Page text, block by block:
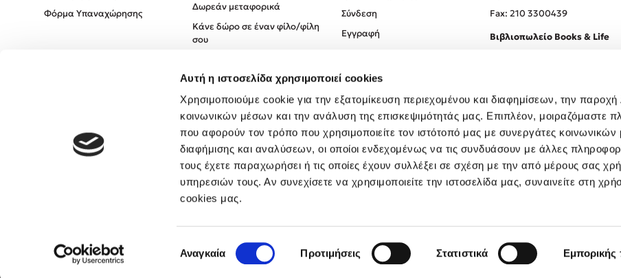
Αυτή η ιστοσελίδα χρησιμοποιεί cookies
Χρησιμοποιούμε cookie για την εξατομίκευση περιεχομένου και διαφημίσεων, την παροχή
κοινωνικών μέσων και την ανάλυση της επισκεψιμότητάς μας. Επιπλέον, μοιραζόμαστε
που αφορούν τον τρόπο που χρησιμοποιείτε τον ιστότοπό μας με συνεργάτες
διαφήμισης και αναλύσεων, οι οποίοι ενδεχομένως να τις συνδυάσουν με άλλες
τους έχετε παραχωρήσει ή τις οποίες έχουν συλλέξει σε σχέση με την από μέρους σας
υπηρεσιών τους. Αν συνεχίσετε να χρησιμοποιείτε την ιστοσελίδα μας, συναινείτε στη
cookies μας.
συγκατάθεσης
Αναγκαία Προτιμήσεις Στατιστικά
Φόρμα Υπαναχώρησης
Δωρεάν μεταφορικά
Κάνε δώρο σε έναν φίλο/φίλη
σου
Πολιτική Απορρήτου
Όροι χρήσης
Σύνδεση
Εγγραφή
Fax: 210 3300439
Βιβλιοπωλείο Books & Life
Created by Powered by